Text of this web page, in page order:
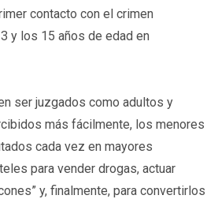
contacto con el crimen
y los 15 años de edad en
ser juzgados como adultos y
más fácilmente, los menores
cada vez en mayores
para vender drogas, actuar
y, finalmente, para convertirlos